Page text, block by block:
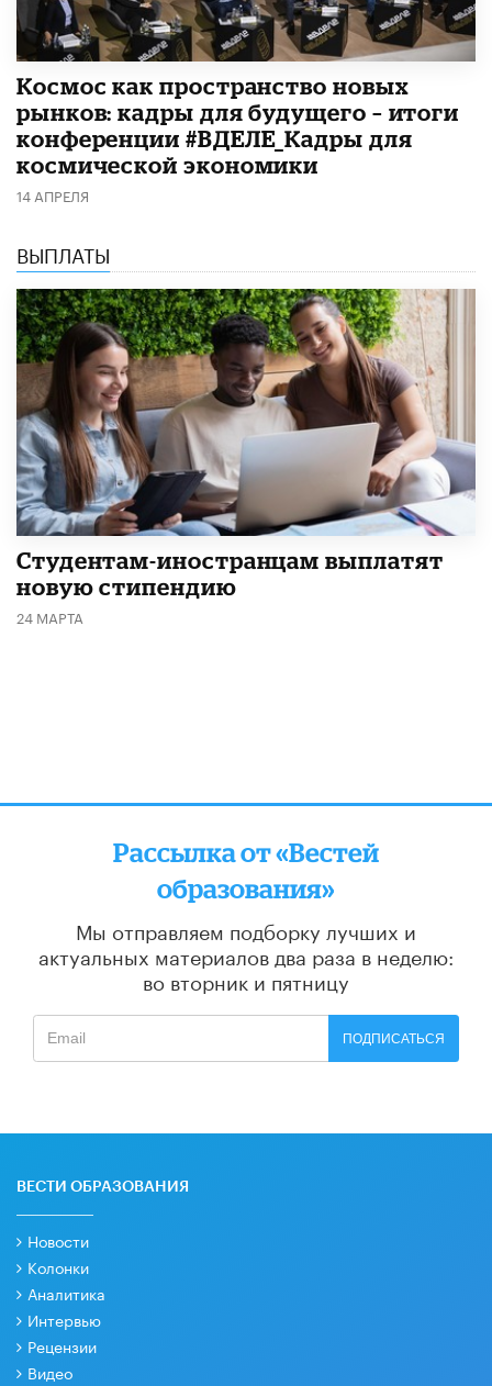
Космос как пространство новых
рынков: кадры для будущего – итоги
конференции #ВДЕЛЕ_Кадры для
космической экономики
14 АПРЕЛЯ
ВЫПЛАТЫ
Студентам-иностранцам выплатят
новую стипендию
24 МАРТА
Рассылка от «Вестей
образования»
Мы отправляем подборку лучших и
актуальных материалов два раза в неделю:
во вторник и пятницу
ПОДПИСАТЬСЯ
ВЕСТИ ОБРАЗОВАНИЯ
Новости
Колонки
Аналитика
Интервью
Рецензии
Видео